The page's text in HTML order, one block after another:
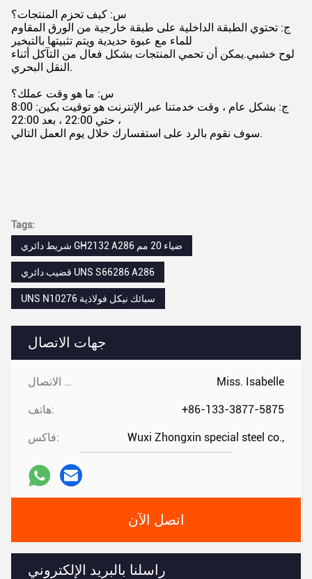
جهات الاتصال
جهات الاتصال: Miss. Isabelle
هاتف: +86-133-3877-5875
فاكس: Wuxi Zhongxin special steel co.,
اتصل الآن
راسلنا بالبريد الإلكتروني
س: كيف تحزم المنتجات؟
ج: تحتوي الطبقة الداخلية على طبقة خارجية من الورق المقاوم
للماء مع عبوة حديدية ويتم تثبيتها بالتبخير
لوح خشبي.يمكن أن تحمي المنتجات بشكل فعال من التآكل أثناء
النقل البحري.
س: ما هو وقت عملك؟
ج: بشكل عام ، وقت خدمتنا عبر الإنترنت هو توقيت بكين: 8:00
حتي 22:00 ، بعد 22:00 ،
سوف نقوم بالرد على استفسارك خلال يوم العمل التالي.
Tags:
شريط دائري GH2132 A286 ضياء 20 مم
قضيب دائري UNS S66286 A286
UNS N10276 سبائك نيكل فولاذية